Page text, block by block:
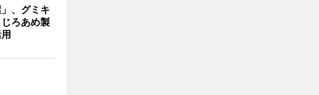
、グミキ
ろあめ製